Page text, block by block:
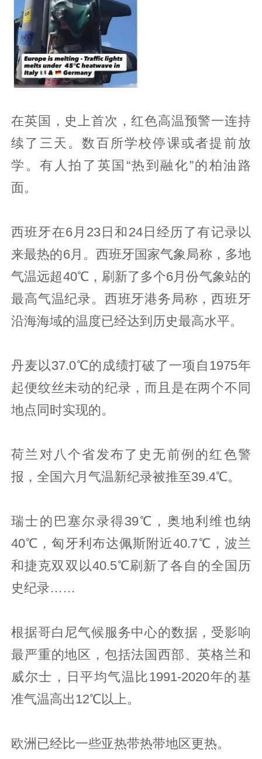
在英国，史上首次，红色高温预警一连持
续了三天。数百所学校停课或者提前放
学。有人拍了英国“热到融化”的柏油路
面。
西班牙在6月23日和24日经历了有记录以
来最热的6月。西班牙国家气象局称，多地
气温远超40℃，刷新了多个6月份气象站的
最高气温纪录。西班牙港务局称，西班牙
沿海海域的温度已经达到历史最高水平。
丹麦以37.0℃的成绩打破了一项自1975年
起便纹丝未动的纪录，而且是在两个不同
地点同时实现的。
荷兰对八个省发布了史无前例的红色警
报，全国六月气温新纪录被推至39.4℃。
瑞士的巴塞尔录得39℃，奥地利维也纳
40℃，匈牙利布达佩斯附近40.7℃，波兰
和捷克双双以40.5℃刷新了各自的全国历
史纪录……
根据哥白尼气候服务中心的数据，受影响
最严重的地区，包括法国西部、英格兰和
威尔士，日平均气温比1991-2020年的基
准气温高出12℃以上。
欧洲已经比一些亚热带热带地区更热。